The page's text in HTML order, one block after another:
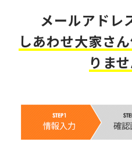
メールアドレ
しあわせ大家さ
りま